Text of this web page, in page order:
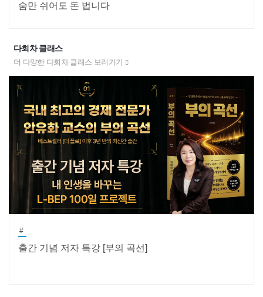
숨만 쉬어도 돈 법니다
다회차 클래스
더 다양한 다회차 클래스 보러가기
#
출간 기념 저자 특강 [부의 곡선]